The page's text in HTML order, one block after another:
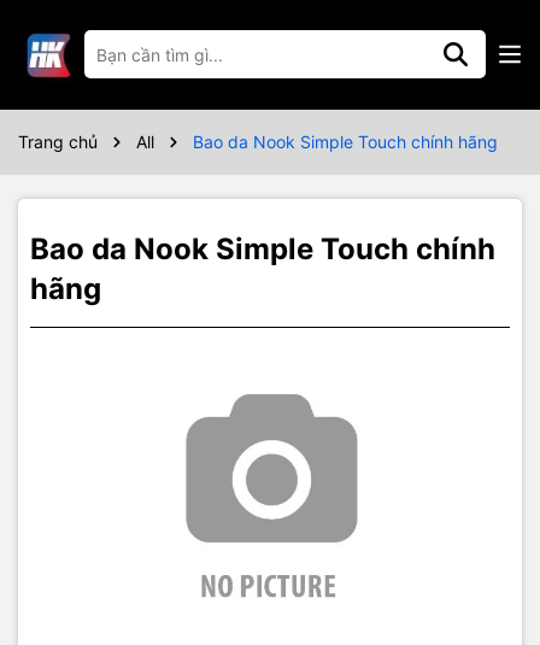
Trang chủ All Bao da Nook Simple Touch chính hãng
Bao da Nook Simple Touch chính
hãng
Thông số kỹ thuật